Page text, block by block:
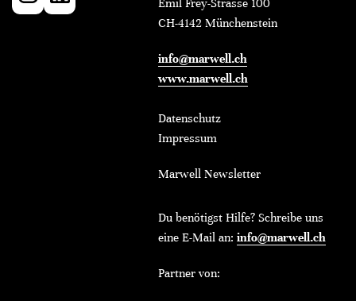
Emil Frey-Strasse 100
CH-4142 Münchenstein
info@marwell.ch
www.marwell.ch
Datenschutz
Impressum
Marwell Newsletter
Du benötigst Hilfe? Schreibe uns
eine E-Mail an: info@marwell.ch
Partner von: